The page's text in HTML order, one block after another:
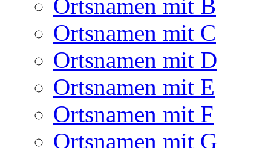
Ortsnamen mit B
Ortsnamen mit C
Ortsnamen mit D
Ortsnamen mit E
Ortsnamen mit F
Ortsnamen mit G